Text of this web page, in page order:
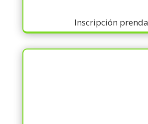
Inscripción prenda